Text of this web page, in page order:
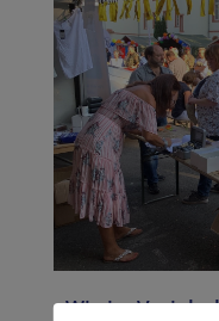
Wie im Vorjahr